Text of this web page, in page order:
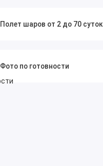
Полет шаров от 2 до 70 суток
Фото по готовности